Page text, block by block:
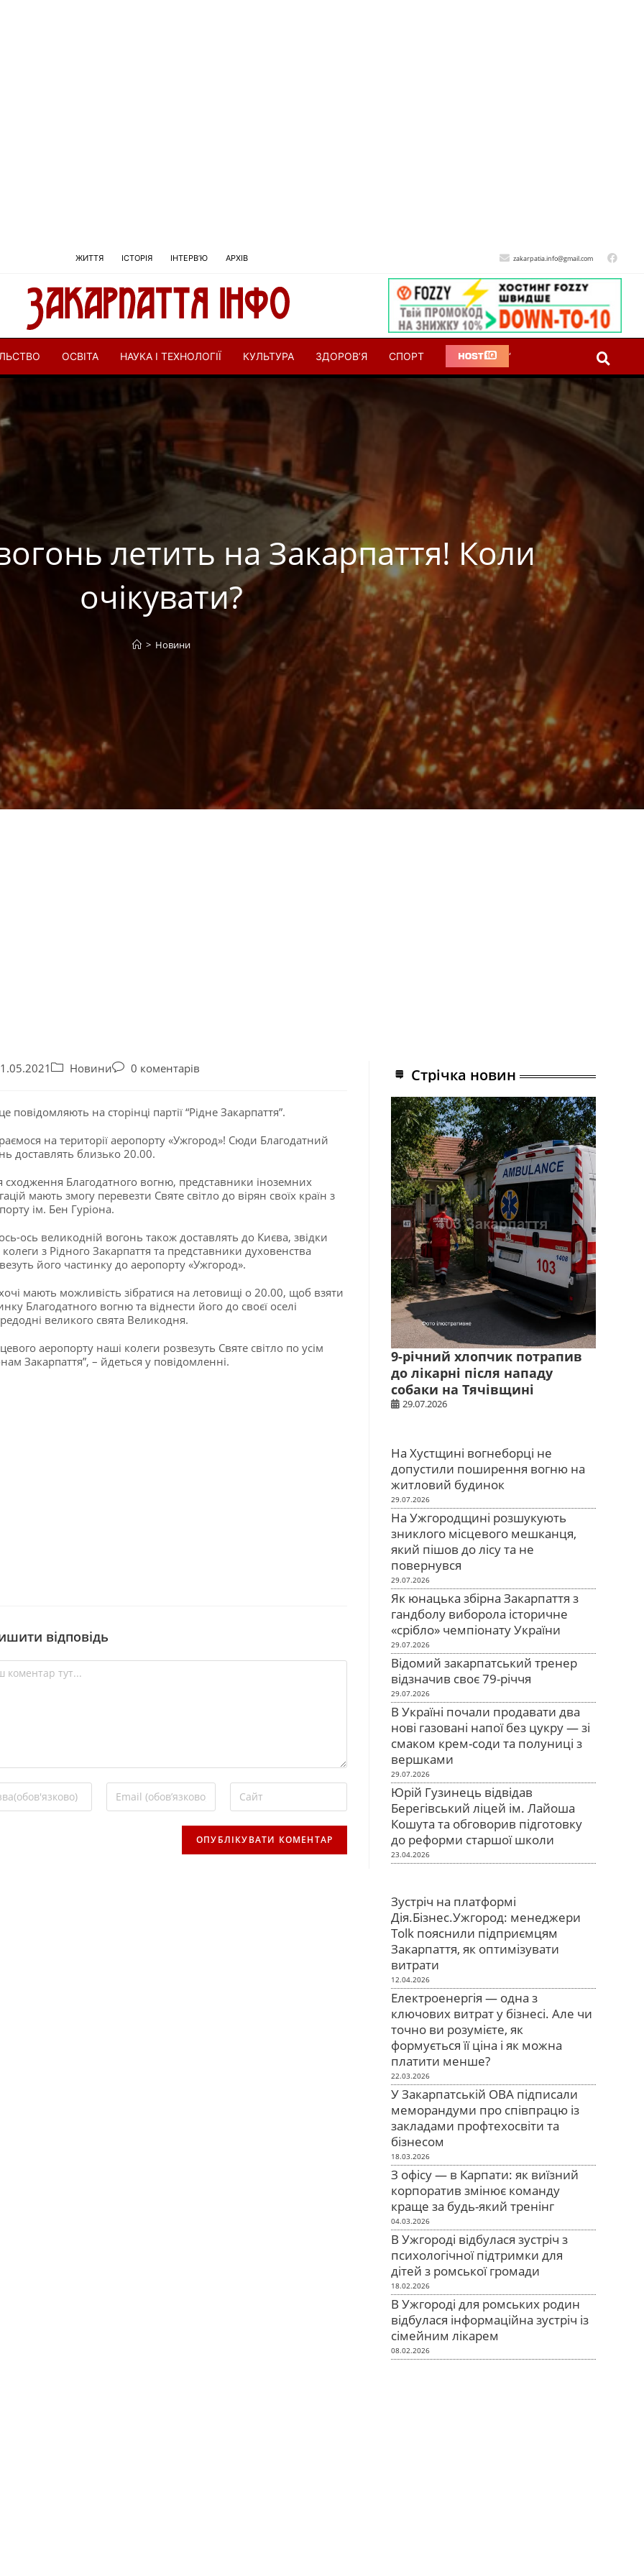
ЖИТТЯ ІСТОРІЯ ІНТЕРВ’Ю АРХІВ zakarpatia.info@gmail.com
ОСВІТА НАУКА І ТЕХНОЛОГІЇ КУЛЬТУРА ЗДОРОВ’Я СПОРТ ‘
летить на Закарпаття! Коли
очікувати?
> Новини
Новини 0 коментарів
повідомляють на сторінці партії “Рідне Закарпаття”.
на території аеропорту «Ужгород»! Сюди Благодатний
доставлять близько 20.00.
сходження Благодатного вогню, представники іноземних
мають змогу перевезти Святе світло до вірян своїх країн з
ім. Бен Гуріона.
ось великодній вогонь також доставлять до Києва, звідки
з Рідного Закарпаття та представники духовенства
його частинку до аеропорту «Ужгород».
мають можливість зібратися на летовищі о 20.00, щоб взяти
Благодатного вогню та віднести його до своєї оселі
великого свята Великодня.
аеропорту наші колеги розвезуть Святе світло по усім
Закарпаття”, – йдеться у повідомленні.
відповідь
Стрічка новин
9-річний хлопчик потрапив
до лікарні після нападу
собаки на Тячівщині
29.07.2026
На Хустщині вогнеборці не
допустили поширення вогню на
житловий будинок
29.07.2026
На Ужгородщині розшукують
зниклого місцевого мешканця,
який пішов до лісу та не
повернувся
29.07.2026
Як юнацька збірна Закарпаття з
гандболу виборола історичне
«срібло» чемпіонату України
29.07.2026
Відомий закарпатський тренер
відзначив своє 79-річчя
29.07.2026
В Україні почали продавати два
нові газовані напої без цукру — зі
смаком крем-соди та полуниці з
вершками
29.07.2026
Юрій Гузинець відвідав
Берегівський ліцей ім. Лайоша
Кошута та обговорив підготовку
до реформи старшої школи
23.04.2026
Зустріч на платформі
Дія.Бізнес.Ужгород: менеджери
Tolk пояснили підприємцям
Закарпаття, як оптимізувати
витрати
12.04.2026
Електроенергія — одна з
ключових витрат у бізнесі. Але чи
точно ви розумієте, як
формується її ціна і як можна
платити менше?
22.03.2026
У Закарпатській ОВА підписали
меморандуми про співпрацю із
закладами профтехосвіти та
бізнесом
18.03.2026
З офісу — в Карпати: як виїзний
корпоратив змінює команду
краще за будь-який тренінг
04.03.2026
В Ужгороді відбулася зустріч з
психологічної підтримки для
дітей з ромської громади
18.02.2026
В Ужгороді для ромських родин
відбулася інформаційна зустріч із
сімейним лікарем
08.02.2026